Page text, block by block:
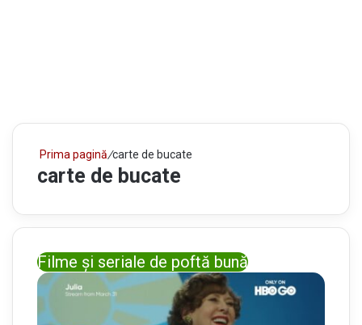
Prima pagină/carte de bucate
carte de bucate
Filme și seriale de poftă bună